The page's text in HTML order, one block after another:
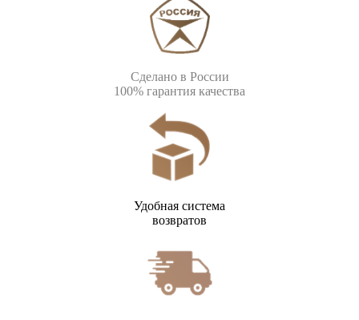
Сделано в России
100% гарантия качества
Удобная система
возвратов